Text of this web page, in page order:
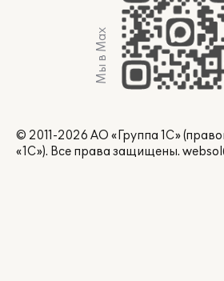
Мы в Max
© 2011-2026 АО «Группа 1С»
«1С»). Все права защищены.